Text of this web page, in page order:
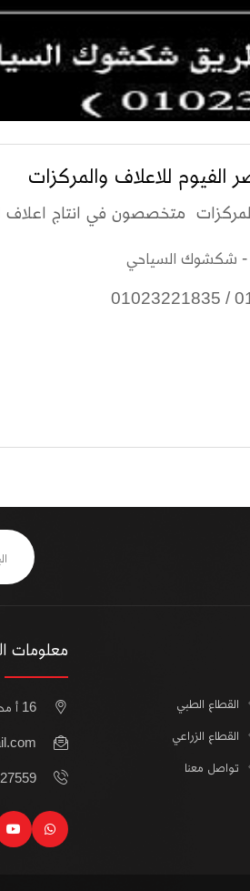
للاعلاف والمركزات
متخصصون في انتاج اعلاف
- شكشوك السياحي
القطاع الطبي
القطاع الزراعي
تواصل معنا
معلومات
16 أ محمد خلف متفرع من شارع التحرير - الدقي الجيزة
watsapp